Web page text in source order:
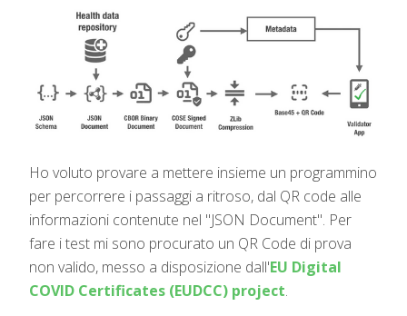
Ho voluto provare a mettere insieme un programmino
per percorrere i passaggi a ritroso, dal QR code alle
informazioni contenute nel "JSON Document". Per
fare i test mi sono procurato un QR Code di prova
non valido, messo a disposizione dall'EU Digital
COVID Certificates (EUDCC) project.